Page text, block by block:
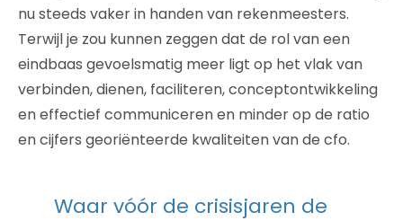
nu steeds vaker in handen van rekenmeesters.
Terwijl je zou kunnen zeggen dat de rol van een
eindbaas gevoelsmatig meer ligt op het vlak van
verbinden, dienen, faciliteren, conceptontwikkeling
en effectief communiceren en minder op de ratio
en cijfers georiënteerde kwaliteiten van de cfo.
Waar vóór de crisisjaren de